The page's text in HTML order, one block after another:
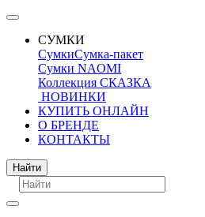
СУМКИ
СумкиСумка-пакет
Сумки NAOMI
Коллекция СКАЗКА
НОВИНКИ
КУПИТЬ ОНЛАЙН
О БРЕНДЕ
КОНТАКТЫ
Поиск
Найти